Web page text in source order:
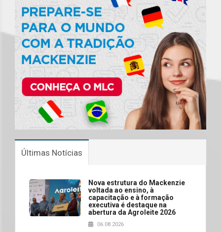
Últimas Notícias
Nova estrutura do Mackenzie
voltada ao ensino, à
capacitação e à formação
executiva é destaque na
abertura da Agroleite 2026
06.08.2026